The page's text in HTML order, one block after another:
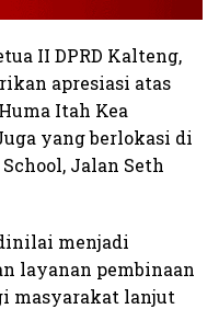
II DPRD Kalteng,
apresiasi atas
Itah Kea
yang berlokasi di
Jalan Seth
menjadi
layanan pembinaan
masyarakat lanjut